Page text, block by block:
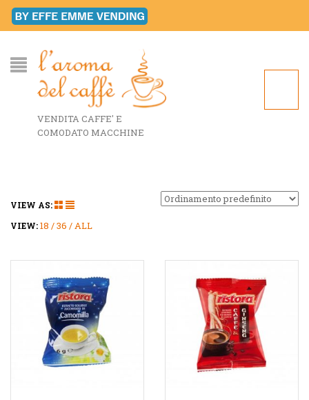
VENDITA CAFFE' E
COMODATO MACCHINE
VIEW AS:
VIEW:18 36 ALL